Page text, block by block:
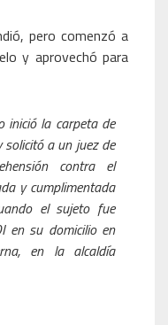
pero comenzó a
y aprovechó para
inició la carpeta de
solicitó a un juez de
contra el
y cumplimentada
el sujeto fue
en su domicilio en
en la alcaldía